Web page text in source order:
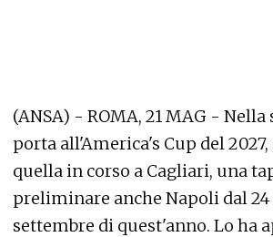
(ANSA) - ROMA, 21 MAG - Nella
porta all'America's Cup del
quella in corso a Cagliari, una
preliminare anche Napoli dal 24
settembre di quest'anno. Lo ha